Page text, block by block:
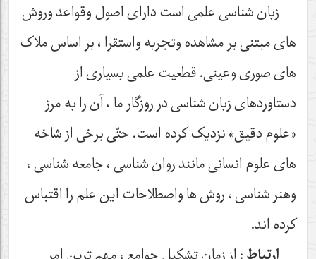
زبان شناسی علمی است دارای اصول وقواعد وروش
های مبتنی بر مشاهده وتجربه واستقرا ، بر اساس ملاک
های صوری وعینی. قطعیت علمی بسیاری از
دستاوردهای زبان شناسی در روزگار ما ، آن را به مرز
«علوم دقیق» نزدیک کرده است. حتّی برخی از شاخه
های علوم انسانی مانند روان شناسی ، جامعه شناسی ،
وهنر شناسی ، روش ها واصطلاحات این علم را اقتباس
کرده اند.